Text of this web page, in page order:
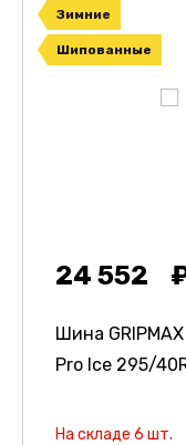
Зимние
Шипованные
24 552
Шина
Pro Ice 295/
На складе 6 шт.